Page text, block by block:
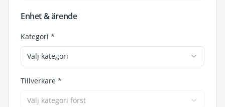
Enhet & ärende
Kategori *
Välj kategori
Tillverkare *
Välj kategori först